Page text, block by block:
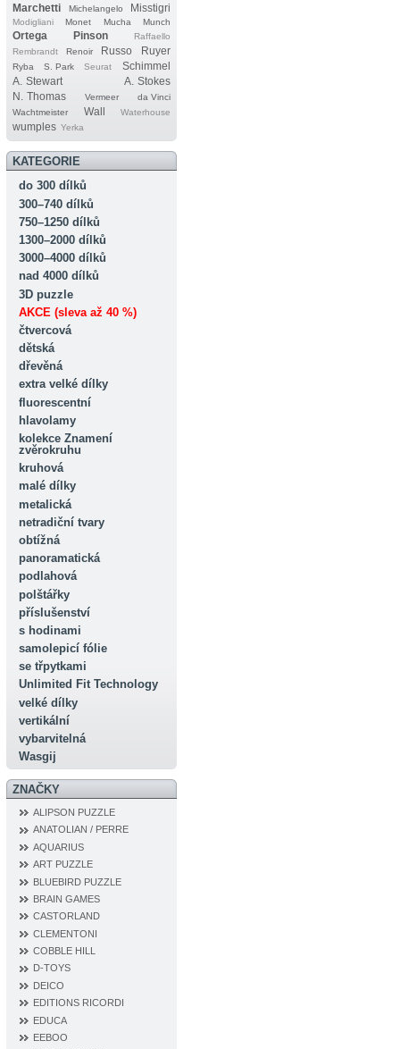
Marchetti Michelangelo Misstigri
Modigliani Monet Mucha Munch
Ortega Pinson
Raffaello
Rembrandt
Renoir Russo Ruyer
Ryba S. Park Seurat
Schimmel
A. Stewart
A. Stokes
N. Thomas
Vermeer
da Vinci
Wachtmeister
Wall Waterhouse
wumples Yerka
KATEGORIE
do 300 dílků
300–740 dílků
750–1250 dílků
1300–2000 dílků
3000–4000 dílků
nad 4000 dílků
3D puzzle
AKCE (sleva až 40 %)
čtvercová
dětská
dřevěná
extra velké dílky
fluorescentní
hlavolamy
kolekce Znamení
zvěrokruhu
kruhová
malé dílky
metalická
netradiční tvary
obtížná
panoramatická
podlahová
polštářky
příslušenství
s hodinami
samolepicí fólie
se třpytkami
Unlimited Fit Technology
velké dílky
vertikální
vybarvitelná
Wasgij
ZNAČKY
ALIPSON PUZZLE
ANATOLIAN / PERRE
AQUARIUS
ART PUZZLE
BLUEBIRD PUZZLE
BRAIN GAMES
CASTORLAND
CLEMENTONI
COBBLE HILL
D‐TOYS
DEICO
EDITIONS RICORDI
EDUCA
EEBOO